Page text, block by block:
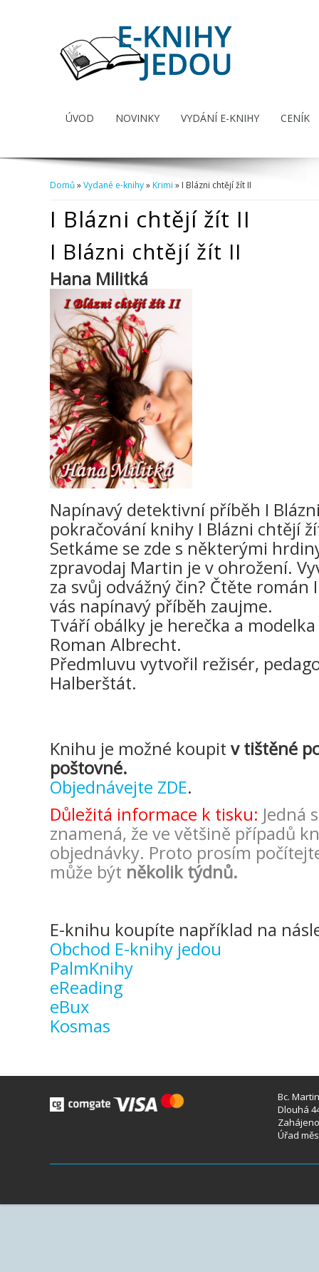
ÚVOD NOVINKY VYDÁNÍ E-KNIHY CENÍK
Domů»Vydané e-knihy»Krimi » I Blázni chtějí žít II
I Blázni chtějí žít II
I Blázni chtějí žít II
Hana Militká
Napínavý detektivní příběh I
pokračování knihy I Blázni chtějí
Setkáme se zde s některými
zpravodaj Martin je v ohrožení.
za svůj odvážný čin? Čtěte
vás napínavý příběh zaujme.
Tváří obálky je herečka a
Roman Albrecht.
Předmluvu vytvořil režisér,
Halberštát.
Knihu je možné koupit v tištěné
poštovné.
Objednávejte ZDE.
Důležitá informace k tisku: Jedná
znamená, že ve většině případů
objednávky. Proto prosím
může být několik týdnů.
E-knihu koupíte například na
Obchod E-knihy jedou
PalmKnihy
eReading
eBux
Kosmas
Bc.
Dlouhá
Úřad